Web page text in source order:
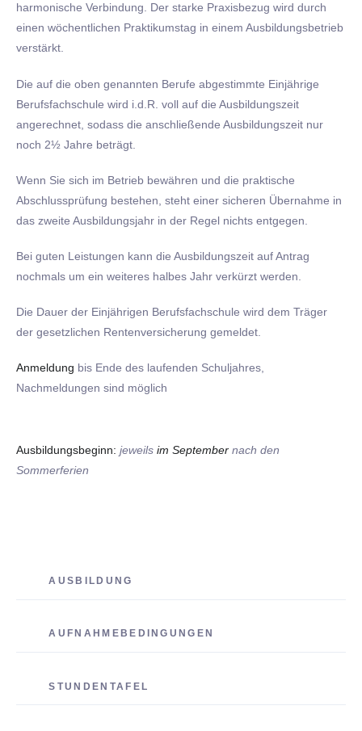
harmonische Verbindung. Der starke Praxisbezug wird durch
einen wöchentlichen Praktikumstag in einem Ausbildungsbetrieb
verstärkt.
Die auf die oben genannten Berufe abgestimmte Einjährige
Berufsfachschule wird i.d.R. voll auf die Ausbildungszeit
angerechnet, sodass die anschließende Ausbildungszeit nur
noch 2½ Jahre beträgt.
Wenn Sie sich im Betrieb bewähren und die praktische
Abschlussprüfung bestehen, steht einer sicheren Übernahme in
das zweite Ausbildungsjahr in der Regel nichts entgegen.
Bei guten Leistungen kann die Ausbildungszeit auf Antrag
nochmals um ein weiteres halbes Jahr verkürzt werden.
Die Dauer der Einjährigen Berufsfachschule wird dem Träger
der gesetzlichen Rentenversicherung gemeldet.
Anmeldung bis Ende des laufenden Schuljahres,
Nachmeldungen sind möglich
Ausbildungsbeginn: jeweils im September nach den
Sommerferien
AUSBILDUNG
AUFNAHMEBEDINGUNGEN
STUNDENTAFEL